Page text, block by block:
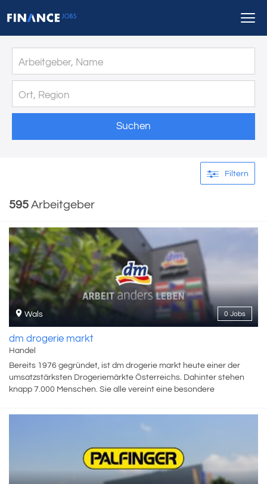
Suchen
Filtern
595 Arbeitgeber
0 Jobs
Wals
dm drogerie markt
Handel
Bereits 1976 gegründet, ist dm drogerie markt heute einer der
umsatzstärksten Drogeriemärkte Österreichs. Dahinter stehen
knapp 7.000 Menschen. Sie alle vereint eine besondere
und Zutrauen sowie Freude an der Zusammenarbeit und dem